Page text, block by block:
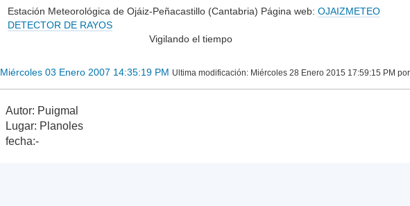
Estación Meteorológica de Ojáiz-Peñacastillo (Cantabria) Página web: OJAIZMETEO
DETECTOR DE RAYOS
Vigilando el tiempo
Miércoles 03 Enero 2007 14:35:19 PM Ultima modificación: Miércoles 28 Enero 2015 17:59:15 PM
Autor: Puigmal
Lugar: Planoles
fecha:-